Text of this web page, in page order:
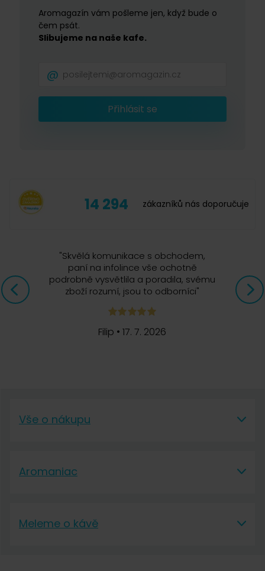
Aromagazín vám pošleme jen, když bude o
čem psát.
Slibujeme na naše kafe.
Přihlásit se
14 294 zákazníků nás doporučuje
"Skvělá komunikace s obchodem,
paní na infolince vše ochotně
podrobně vysvětlila a poradila, svému
zboží rozumí, jsou to odborníci"
Filip •17. 7. 2026
Vše o nákupu
Aromaniac
Meleme o kávě